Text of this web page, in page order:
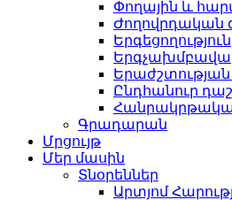
Փողային և
Ժողովրդական
Երգեցողություն
Երաժշտության
Ընդհանուր
Գրադարան
Մրցույթ
Մեր մասին
Տնօրեններ
Արտյոմ